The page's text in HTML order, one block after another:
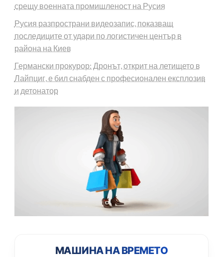
срещу военната промишленост на Русия
Русия разпространи видеозапис, показващ
последиците от удари по логистичен център в
района на Киев
Германски прокурор: Дронът, открит на летището в
Лайпциг, е бил снабден с професионален експлозив
и детонатор
МАШИНА НА ВРЕМЕТО